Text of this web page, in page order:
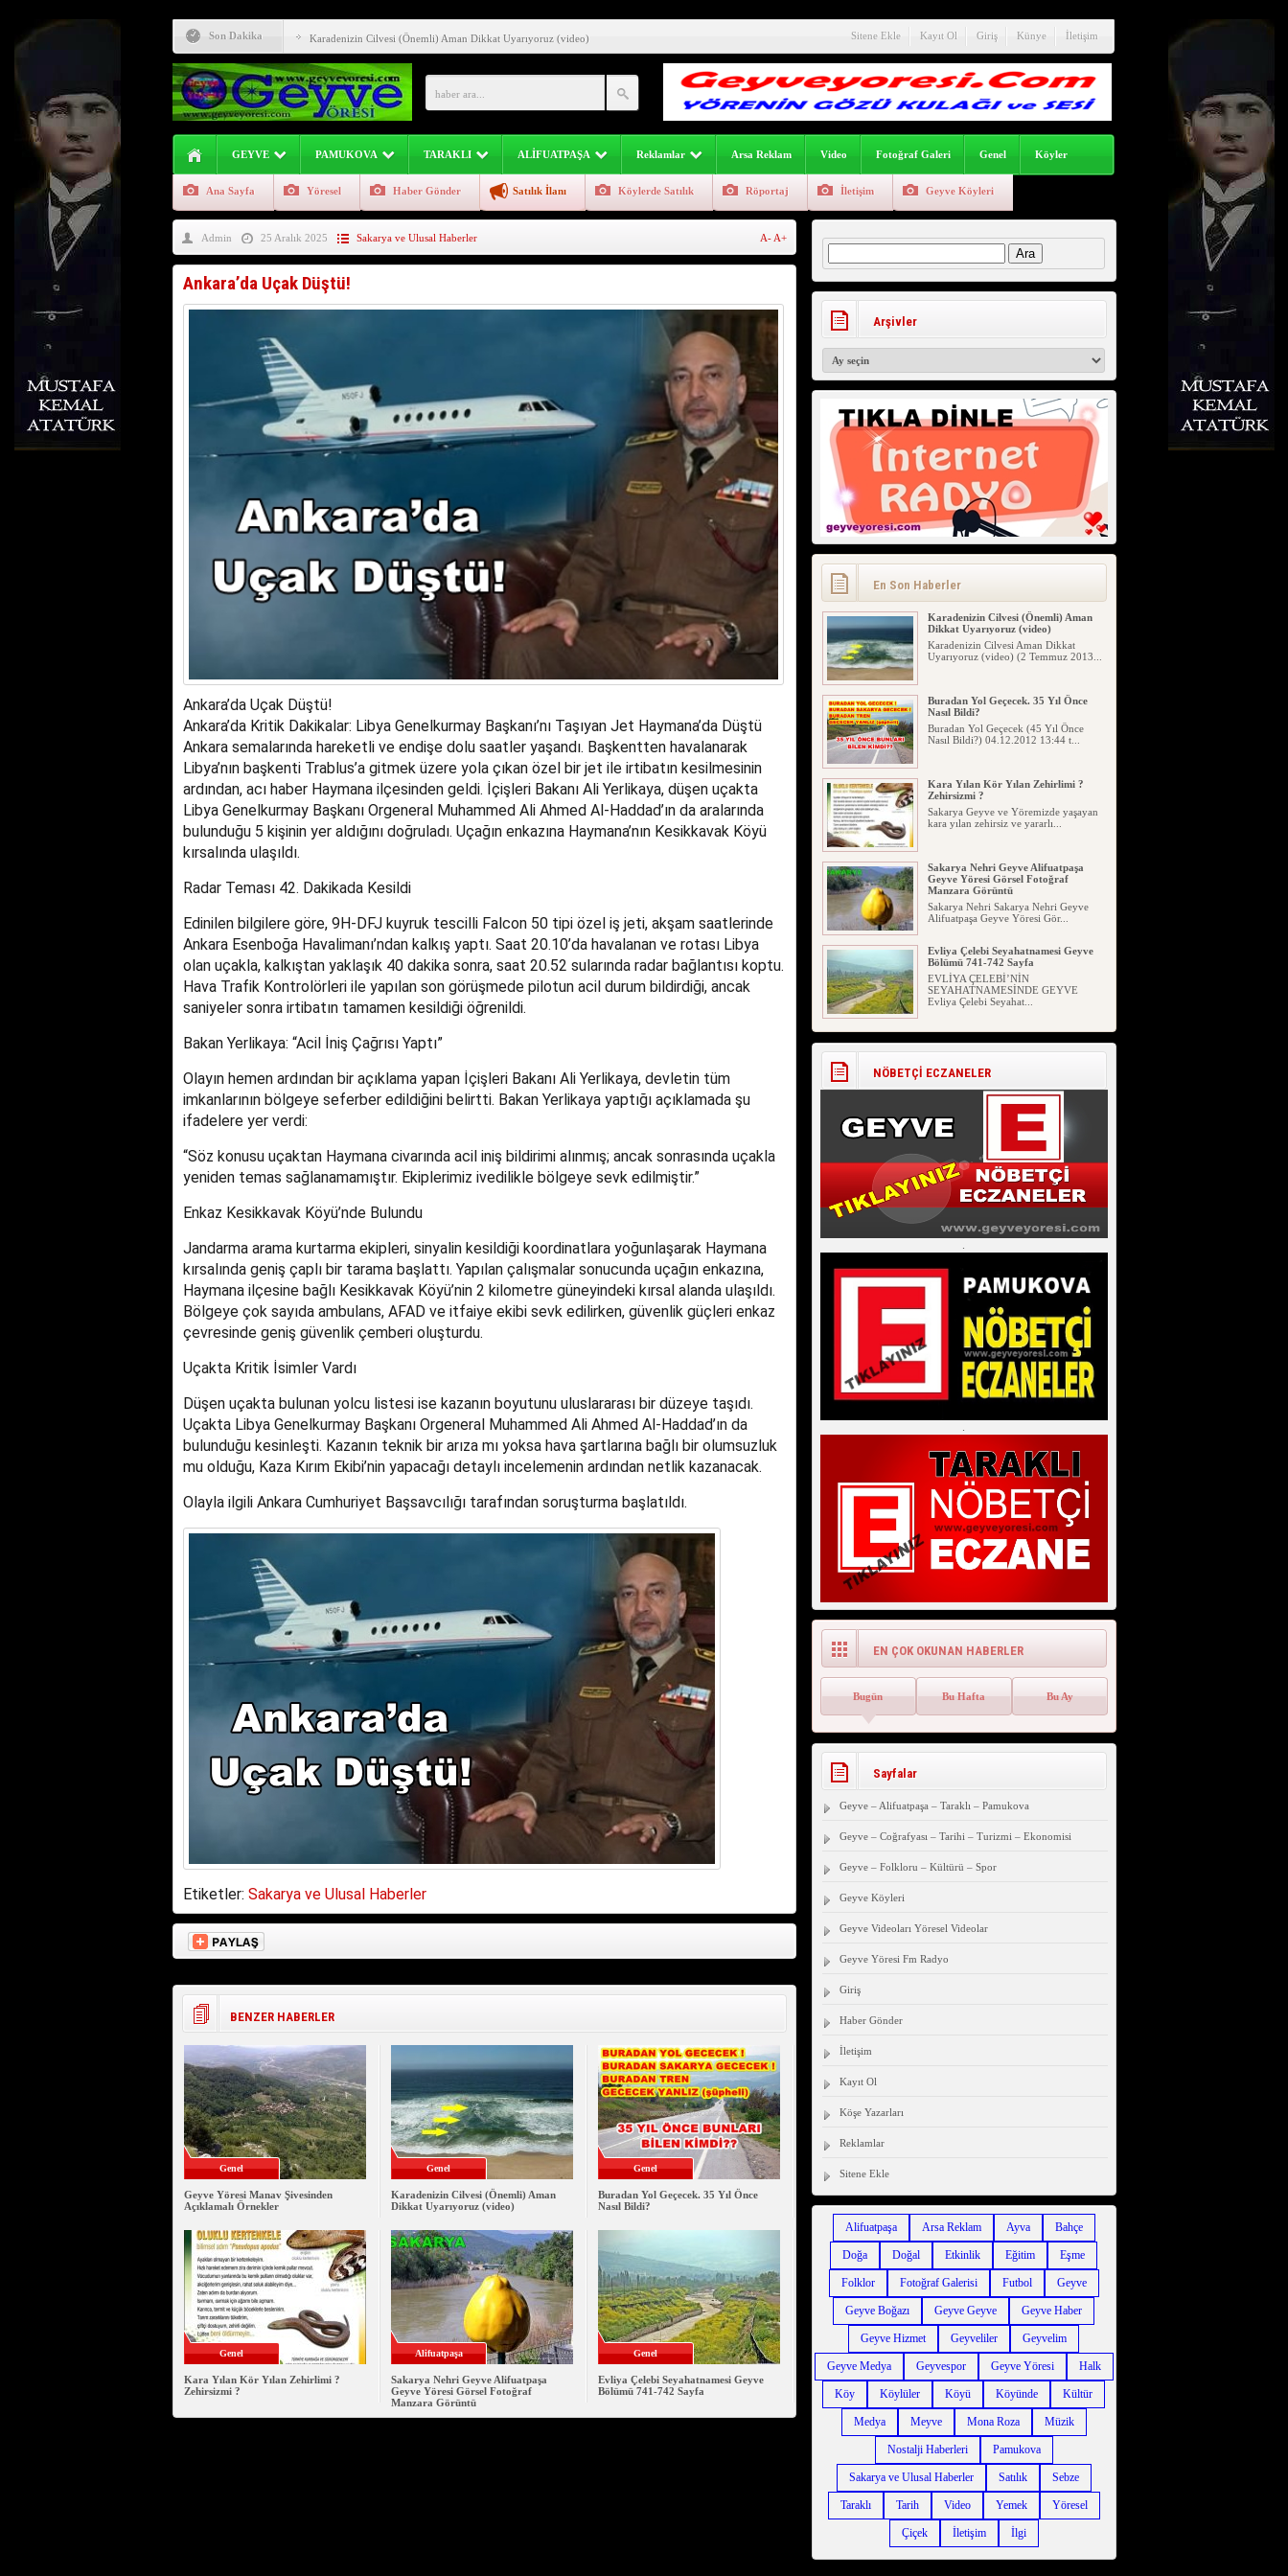
Son Dakika Karadenizin Cilvesi (Önemli) Aman Dikkat Uyarıyoruz (video)
Buradan Yol Geçecek. 35 Yıl Önce Nasıl Bildi?
Kara Yılan Kör Yılan Zehirlimi ? Zehirsizmi ?
Sakarya Nehri Geyve Alifuatpaşa Geyve Yöresi Görsel Fotoğraf Manzara Görüntü
Evliya Çelebi Seyahatnamesi Geyve Bölümü 741-742 Sayfa
Geyve İlçesinde Aşure Etkinliği Devam Ediyor
Geyve İlçesinin Genç Girişimcileri Ticari Eğitim
Geyve Kıncılar (Akıncılar) 114 Yıllık Fotoğraf ve Ağaç Hala Zirvede
Sitene Ekle Kayıt Ol Giriş Künye İletişim
GEYVE PAMUKOVA TARAKLI ALİFUATPAŞA Reklamlar Arsa Reklam Video Fotoğraf Galeri Genel Köyler
Ana Sayfa Yöresel Haber Gönder Satılık İlanı Köylerde Satılık Röportaj İletişim Geyve Köyleri
Admin 25 Aralık 2025 Sakarya ve Ulusal Haberler A- A+
Ankara’da Uçak Düştü!
Ankara’da Uçak Düştü!
Ankara’da Kritik Dakikalar: Libya Genelkurmay Başkanı’nı Taşıyan Jet Haymana’da Düştü
Ankara semalarında hareketli ve endişe dolu saatler yaşandı. Başkentten havalanarak
Libya’nın başkenti Trablus’a gitmek üzere yola çıkan özel bir jet ile irtibatın kesilmesinin
ardından, acı haber Haymana ilçesinden geldi. İçişleri Bakanı Ali Yerlikaya, düşen uçakta
Libya Genelkurmay Başkanı Orgeneral Muhammed Ali Ahmed Al-Haddad’ın da aralarında
bulunduğu 5 kişinin yer aldığını doğruladı. Uçağın enkazına Haymana’nın Kesikkavak Köyü
kırsalında ulaşıldı.
Radar Teması 42. Dakikada Kesildi
Edinilen bilgilere göre, 9H-DFJ kuyruk tescilli Falcon 50 tipi özel iş jeti, akşam saatlerinde
Ankara Esenboğa Havalimanı’ndan kalkış yaptı. Saat 20.10’da havalanan ve rotası Libya
olan uçakla, kalkıştan yaklaşık 40 dakika sonra, saat 20.52 sularında radar bağlantısı koptu.
Hava Trafik Kontrolörleri ile yapılan son görüşmede pilotun acil durum bildirdiği, ancak
saniyeler sonra irtibatın tamamen kesildiği öğrenildi.
Bakan Yerlikaya: “Acil İniş Çağrısı Yaptı”
Olayın hemen ardından bir açıklama yapan İçişleri Bakanı Ali Yerlikaya, devletin tüm
imkanlarının bölgeye seferber edildiğini belirtti. Bakan Yerlikaya yaptığı açıklamada şu
ifadelere yer verdi:
“Söz konusu uçaktan Haymana civarında acil iniş bildirimi alınmış; ancak sonrasında uçakla
yeniden temas sağlanamamıştır. Ekiplerimiz ivedilikle bölgeye sevk edilmiştir.”
Enkaz Kesikkavak Köyü’nde Bulundu
Jandarma arama kurtarma ekipleri, sinyalin kesildiği koordinatlara yoğunlaşarak Haymana
kırsalında geniş çaplı bir tarama başlattı. Yapılan çalışmalar sonucunda uçağın enkazına,
Haymana ilçesine bağlı Kesikkavak Köyü’nin 2 kilometre güneyindeki kırsal alanda ulaşıldı.
Bölgeye çok sayıda ambulans, AFAD ve itfaiye ekibi sevk edilirken, güvenlik güçleri enkaz
çevresinde geniş güvenlik çemberi oluşturdu.
Uçakta Kritik İsimler Vardı
Düşen uçakta bulunan yolcu listesi ise kazanın boyutunu uluslararası bir düzeye taşıdı.
Uçakta Libya Genelkurmay Başkanı Orgeneral Muhammed Ali Ahmed Al-Haddad’ın da
bulunduğu kesinleşti. Kazanın teknik bir arıza mı yoksa hava şartlarına bağlı bir olumsuzluk
mu olduğu, Kaza Kırım Ekibi’nin yapacağı detaylı incelemenin ardından netlik kazanacak.
Olayla ilgili Ankara Cumhuriyet Başsavcılığı tarafından soruşturma başlatıldı.
Etiketler: Sakarya ve Ulusal Haberler
BENZER HABERLER
Genel
Geyve Yöresi Manav Şivesinden
Açıklamalı Örnekler
Genel
Karadenizin Cilvesi (Önemli) Aman
Dikkat Uyarıyoruz (video)
Genel
Buradan Yol Geçecek. 35 Yıl Önce
Nasıl Bildi?
Genel
Kara Yılan Kör Yılan Zehirlimi ?
Zehirsizmi ?
Alifuatpaşa
Sakarya Nehri Geyve Alifuatpaşa
Geyve Yöresi Görsel Fotoğraf
Manzara Görüntü
Genel
Evliya Çelebi Seyahatnamesi Geyve
Bölümü 741-742 Sayfa
Arama:
Arşivler
En Son Haberler
Geyve Yöresi Manav Şivesinden
Açıklamalı Örnekler
Geyve Yöresinde Manavların
Açıklaması...
Karadenizin Cilvesi (Önemli) Aman
Dikkat Uyarıyoruz (video)
Karadenizin Cilvesi Aman Dikkat
Uyarıyoruz (video) (2 Temmuz 2013...
Buradan Yol Geçecek. 35 Yıl Önce
Nasıl Bildi?
Buradan Yol Geçecek (45 Yıl Önce
Nasıl Bildi?) 04.12.2012 13:44 t...
Kara Yılan Kör Yılan Zehirlimi ?
Zehirsizmi ?
Sakarya Geyve ve Yöremizde yaşayan
kara yılan zehirsiz ve yararlı...
Sakarya Nehri Geyve Alifuatpaşa
Geyve Yöresi Görsel Fotoğraf
Manzara Görüntü
Sakarya Nehri Sakarya Nehri Geyve
Alifuatpaşa Geyve Yöresi Gör...
Evliya Çelebi Seyahatnamesi Geyve
Bölümü 741-742 Sayfa
EVLİYA ÇELEBİ’NİN
SEYAHATNAMESİNDE GEYVE
Evliya Çelebi Seyahat...
Geyve İlçesinde Aşure Etkinliği
Devam Ediyor
Ediyor. Sakarya Geyve İl...
Geyve İlçesinin Genç Girişimcileri
Ticari Eğitim
Geyve İlçesinin Genç Girişimcileri
Ticari Eğitim. 02.07.2026 S...
Geyve Atasözü Derki !!! (Geyve
Atasözleri)
Geyve Atasözü Derki !!! (Geyve
Atasözleri) Geyve Atasözleri 05 ...
Geyve Kıncılar (Akıncılar) 114 Yıllık
Fotoğraf ve Ağaç Hala Zirvede
Geyve Kıncılar (Akıncılar) 114 Yıllık
Fotoğraf ve Ağaç Hala Zirve...
NÖBETÇİ ECZANELER
.
.
EN ÇOK OKUNAN HABERLER
Bugün Bu Hafta Bu Ay
Sayfalar
Geyve – Alifuatpaşa – Taraklı – Pamukova
Geyve – Coğrafyası – Tarihi – Turizmi – Ekonomisi
Geyve – Folkloru – Kültürü – Spor
Geyve Köyleri
Geyve Videoları Yöresel Videolar
Geyve Yöresi Fm Radyo
Giriş
Haber Gönder
İletişim
Kayıt Ol
Köşe Yazarları
Reklamlar
Sitene Ekle
Alifuatpaşa Arsa Reklam Ayva Bahçe
Doğa Doğal Etkinlik Eğitim Eşme
Folklor Fotoğraf Galerisi Futbol Geyve
Geyve Boğazı Geyve Geyve Geyve Haber
Geyve Hizmet Geyveliler Geyvelim
Geyve Medya Geyvespor Geyve Yöresi Halk
Köy Köylüler Köyü Köyünde Kültür
Medya Meyve Mona Roza Müzik
Nostalji Haberleri Pamukova
Sakarya ve Ulusal Haberler Satılık Sebze
Taraklı Tarih Video Yemek Yöresel
Çiçek İletişim İlgi